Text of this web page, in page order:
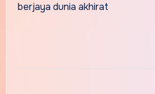
berjaya dunia akhirat